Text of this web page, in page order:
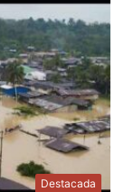
Destacada